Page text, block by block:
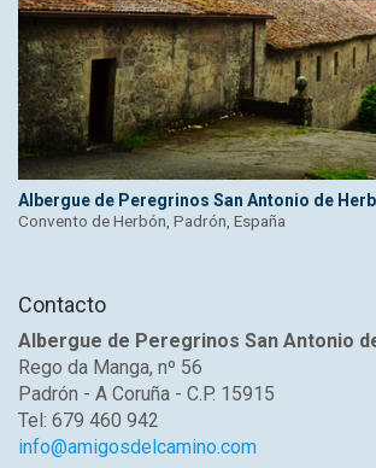
Albergue de Peregrinos San Antonio de
Convento de Herbón, Padrón, España
Contacto
Albergue de Peregrinos San Antonio
Rego da Manga, nº 56
Padrón - A Coruña - C.P. 15915
Tel: 679 460 942
info@amigosdelcamino.com